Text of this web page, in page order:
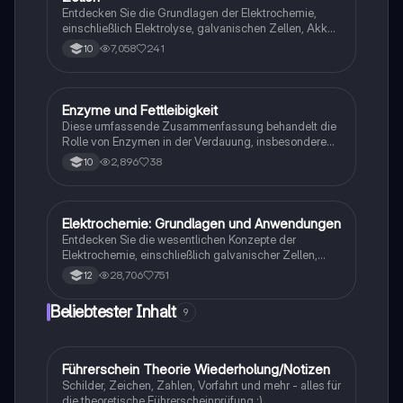
Entdecken Sie die Grundlagen der Elektrochemie,
einschließlich Elektrolyse, galvanischen Zellen, Akkus
und Redoxreaktionen. Diese Zusammenfassung
bietet eine klare Übersicht über die wichtigsten
10 7,058 241
Chemie
Enzyme und Fettleibigkeit
Diese umfassende Zusammenfassung behandelt die
Rolle von Enzymen in der Verdauung, insbesondere
die Wirkung von Orlistat auf die Resorption von
Nährstoffen und die enzymatische Spaltung von
Vitaminen und Mineralstoffen. Ideal für die
Vorbereitung auf Klausuren im Fach Biologie.
10 2,896 38
Chemie
Elektrochemie: Grundlagen und Anwendungen
Entdecken Sie die wesentlichen Konzepte der
Elektrochemie, einschließlich galvanischer Zellen,
Elektrolyse, Redoxreaktionen und der Herstellung von
Aluminium. Diese Zusammenfassung bietet einen
klaren Überblick über Standardelektrodenpotentiale,
elektrochemische Serien und die Funktionsweise von
12 28,706 751
Beliebtester Inhalt 9
Lerntipps
Führerschein Theorie Wiederholung/Notizen
Schilder, Zeichen, Zahlen, Vorfahrt und mehr - alles für